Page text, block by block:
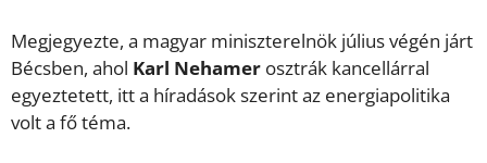
Megjegyezte, a magyar miniszterelnök július végén járt
Bécsben, ahol Karl Nehamer osztrák kancellárral
egyeztetett, itt a híradások szerint az energiapolitika
volt a fő téma.